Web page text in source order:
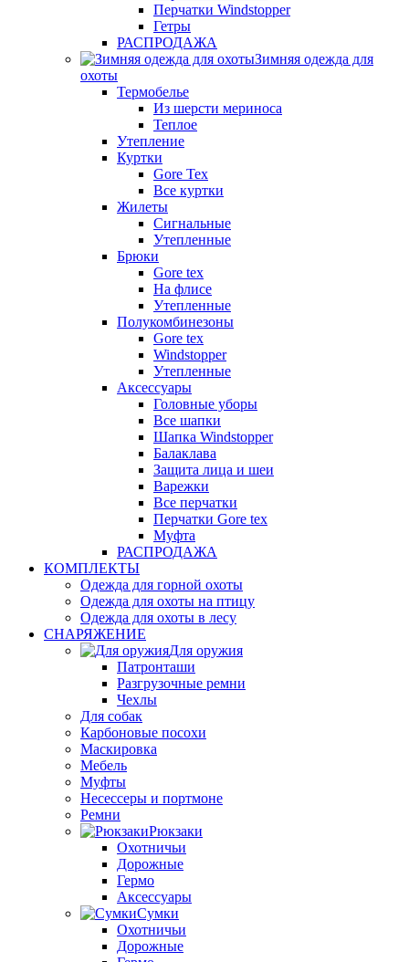
Перчатки Windstopper
Гетры
РАСПРОДАЖА
Зимняя одежда для
охоты
Термобелье
Из шерсти мериноса
Теплое
Утепление
Куртки
Gore Tex
Все куртки
Жилеты
Сигнальные
Утепленные
Брюки
Gore tex
На флисе
Утепленные
Полукомбинезоны
Gore tex
Windstopper
Утепленные
Аксессуары
Головные уборы
Все шапки
Шапка Windstopper
Балаклава
Защита лица и шеи
Варежки
Все перчатки
Перчатки Gore tex
Муфта
РАСПРОДАЖА
КОМПЛЕКТЫ
Одежда для горной охоты
Одежда для охоты на птицу
Одежда для охоты в лесу
СНАРЯЖЕНИЕ
Для оружия
Патронташи
Разгрузочные ремни
Чехлы
Для собак
Карбоновые посохи
Маскировка
Мебель
Муфты
Несессеры и портмоне
Ремни
Рюкзаки
Охотничьи
Дорожные
Гермо
Аксессуары
Сумки
Охотничьи
Дорожные